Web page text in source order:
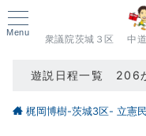
Menu
衆議院茨城３区 中
遊説日程一覧 206
梶岡博樹-茨城3区- 立憲